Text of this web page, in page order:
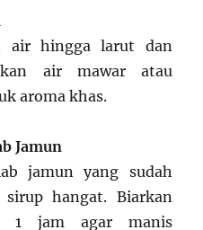
air hingga larut dan
air mawar atau
aroma khas.
Jamun
jamun yang sudah
hangat. Biarkan
1 jam agar manis